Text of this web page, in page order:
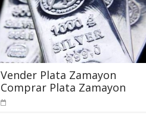
Vender Plata Zamayon
Comprar Plata Zamayon